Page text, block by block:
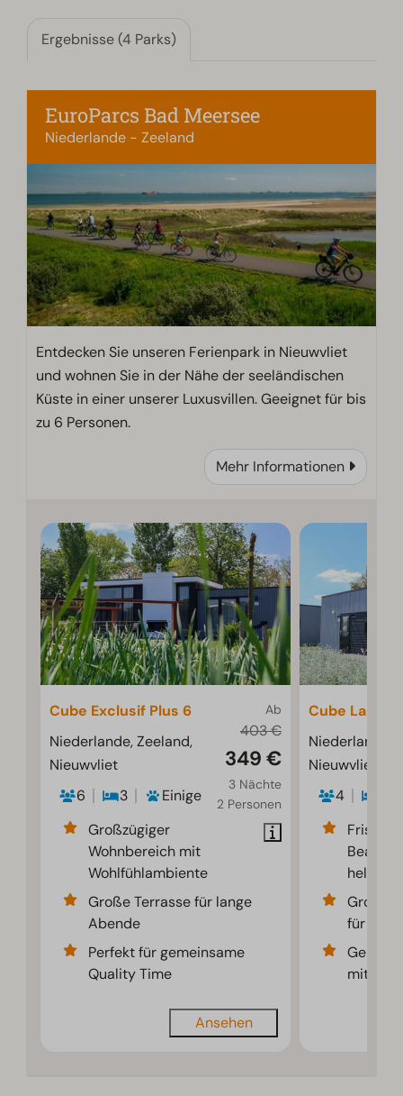
Ergebnisse (4 Parks)
EuroParcs Bad Meersee
Niederlande - Zeeland
Entdecken Sie unseren Ferienpark in Nieuwvliet
und wohnen Sie in der Nähe der seeländischen
Küste in einer unserer Luxusvillen. Geeignet für bis
zu 6 Personen.
Mehr Informationen
Ab
403 €
349 €
3 Nächte
2 Personen
Cube Exclusif Plus 6
Niederlande, Zeeland,
Nieuwvliet
6
3
Einige
Großzügiger
Wohnbereich mit
Wohlfühlambiente
Große Terrasse für lange
Abende
Perfekt für gemeinsame
Quality Time
Ansehen
Cube La Mer
Niederlande,
Nieuwvliet
4
Frisches
heller
Großes
für
mit